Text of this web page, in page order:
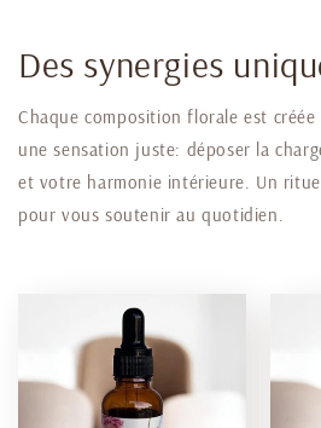
Des synergies
Chaque composition florale est
une sensation juste: déposer la
et votre harmonie intérieure. Un
pour vous soutenir au quotidien.